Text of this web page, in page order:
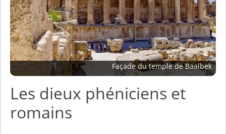
Façade du temple de Baalbek
Les dieux phéniciens et
romains